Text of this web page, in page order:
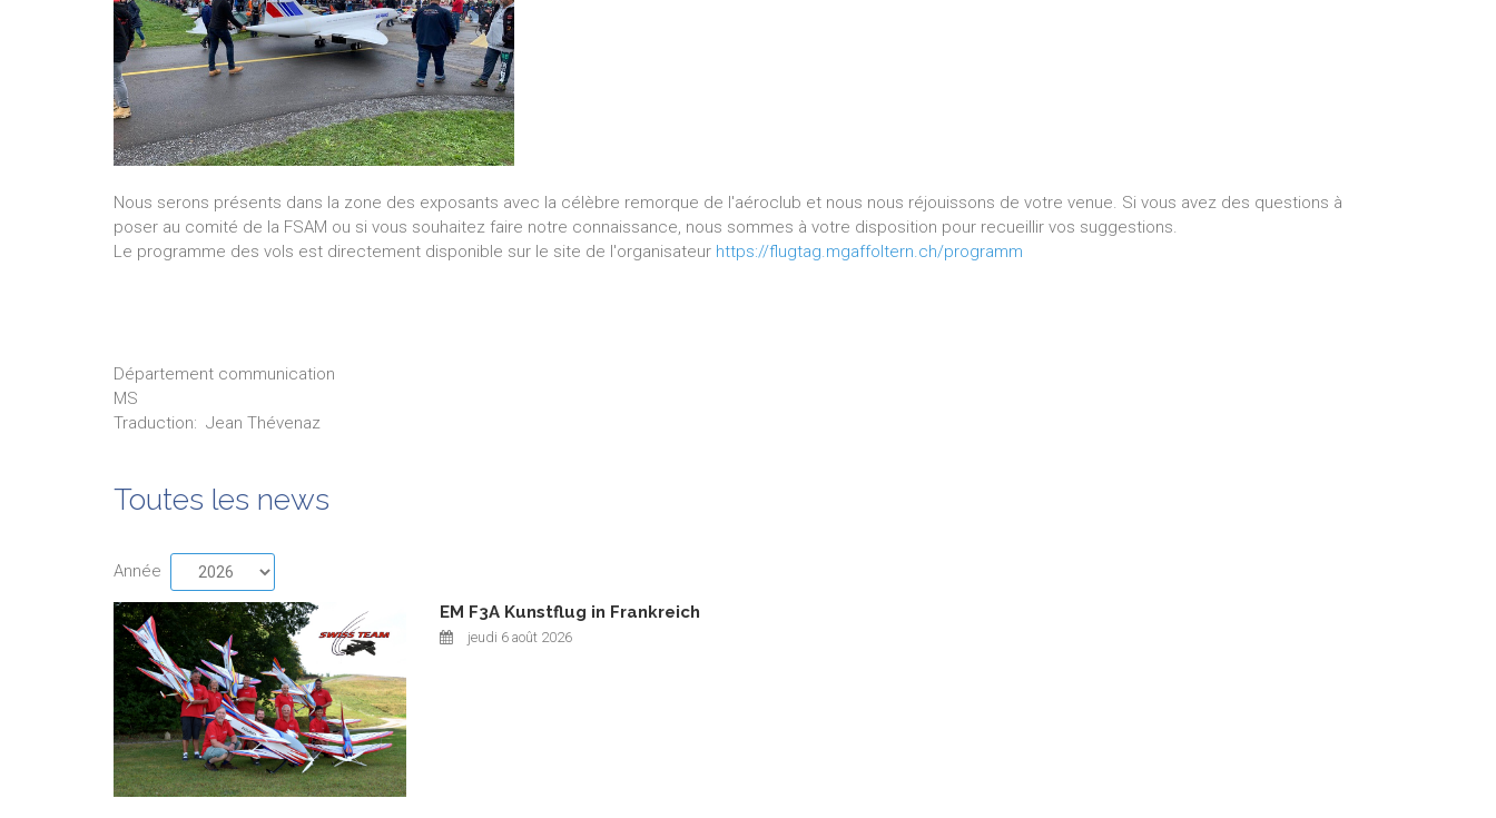
Nous serons présents dans la zone des exposants avec la célèbre remorque de l'aéroclub et nous nous réjouissons de votre venue. Si vous avez des questions à
poser au comité de la FSAM ou si vous souhaitez faire notre connaissance, nous sommes à votre disposition pour recueillir vos suggestions.
Le programme des vols est directement disponible sur le site de l'organisateur https://flugtag.mgaffoltern.ch/programm
Département communication
MS
Traduction: Jean Thévenaz
Toutes les news
Année
EM F3A Kunstflug in Frankreich
jeudi 6 août 2026